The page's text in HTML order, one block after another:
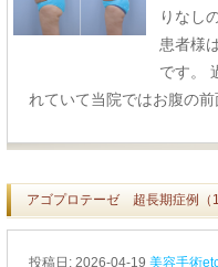
りなし
患者様
です。
れていて当院ではお腹の
アゴプロテーゼ 超長期症例（
投稿日: 2026-04-19 美容手術